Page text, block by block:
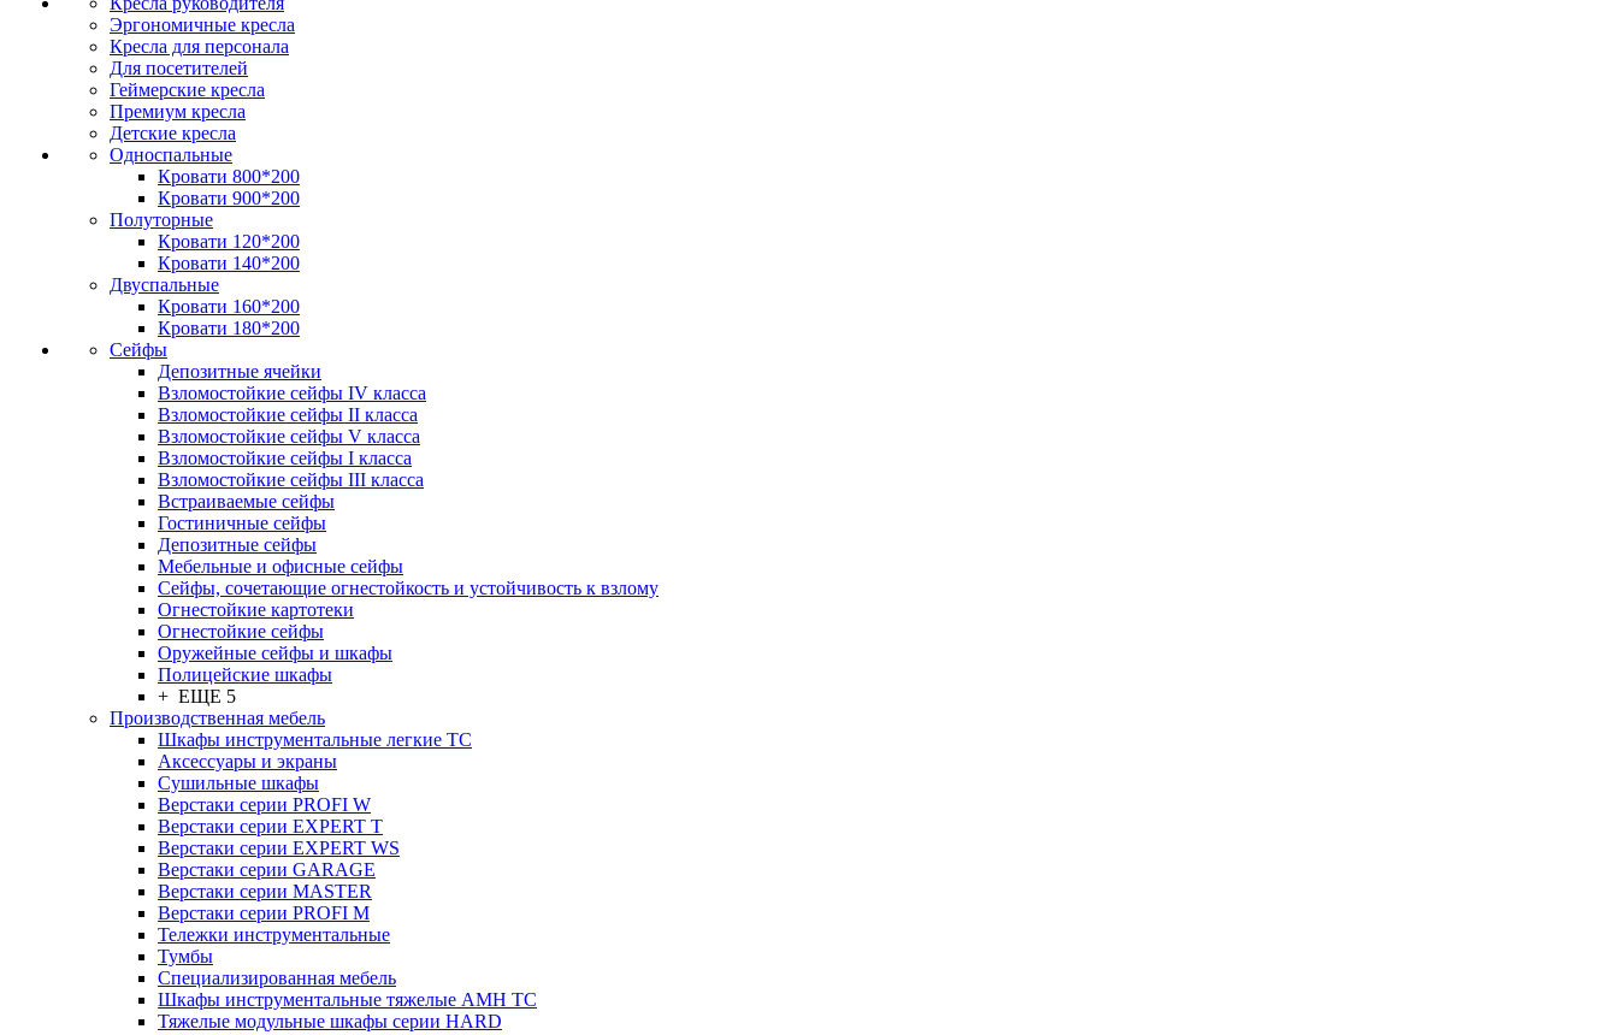
Эргономичные кресла
Кресла для персонала
Для посетителей
Геймерские кресла
Премиум кресла
Детские кресла
Односпальные
Кровати 800*200
Кровати 900*200
Полуторные
Кровати 120*200
Кровати 140*200
Двуспальные
Кровати 160*200
Кровати 180*200
Сейфы
Депозитные ячейки
Взломостойкие сейфы IV класса
Взломостойкие сейфы II класса
Взломостойкие сейфы V класса
Взломостойкие сейфы I класса
Взломостойкие сейфы III класса
Встраиваемые сейфы
Гостиничные сейфы
Депозитные сейфы
Мебельные и офисные сейфы
Сейфы, сочетающие огнестойкость и устойчивость к взлому
Огнестойкие картотеки
Огнестойкие сейфы
Оружейные сейфы и шкафы
Полицейские шкафы
+ ЕЩЕ 5
Производственная мебель
Шкафы инструментальные легкие ТС
Аксессуары и экраны
Cушильные шкафы
Верстаки серии PROFI W
Верстаки серии EXPERT T
Верстаки серии EXPERT WS
Верстаки серии GARAGE
Верстаки серии MASTER
Верстаки серии PROFI M
Тележки инструментальные
Тумбы
Cпециализированная мебель
Шкафы инструментальные тяжелые AMH TC
Тяжелые модульные шкафы серии HARD